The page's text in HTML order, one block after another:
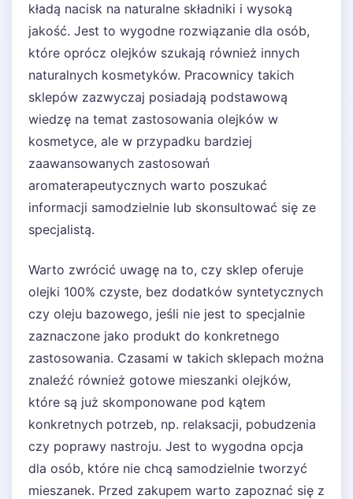
kładą nacisk na naturalne składniki i wysoką
jakość. Jest to wygodne rozwiązanie dla osób,
które oprócz olejków szukają również innych
naturalnych kosmetyków. Pracownicy takich
sklepów zazwyczaj posiadają podstawową
wiedzę na temat zastosowania olejków w
kosmetyce, ale w przypadku bardziej
zaawansowanych zastosowań
aromaterapeutycznych warto poszukać
informacji samodzielnie lub skonsultować się ze
specjalistą.
Warto zwrócić uwagę na to, czy sklep oferuje
olejki 100% czyste, bez dodatków syntetycznych
czy oleju bazowego, jeśli nie jest to specjalnie
zaznaczone jako produkt do konkretnego
zastosowania. Czasami w takich sklepach można
znaleźć również gotowe mieszanki olejków,
które są już skomponowane pod kątem
konkretnych potrzeb, np. relaksacji, pobudzenia
czy poprawy nastroju. Jest to wygodna opcja
dla osób, które nie chcą samodzielnie tworzyć
mieszanek. Przed zakupem warto zapoznać się z